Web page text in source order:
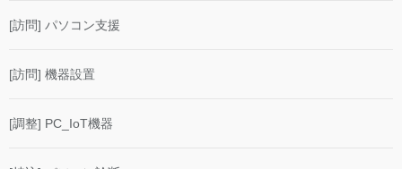
[訪問] パソコン支援
[訪問] 機器設置
[調整] PC_IoT機器